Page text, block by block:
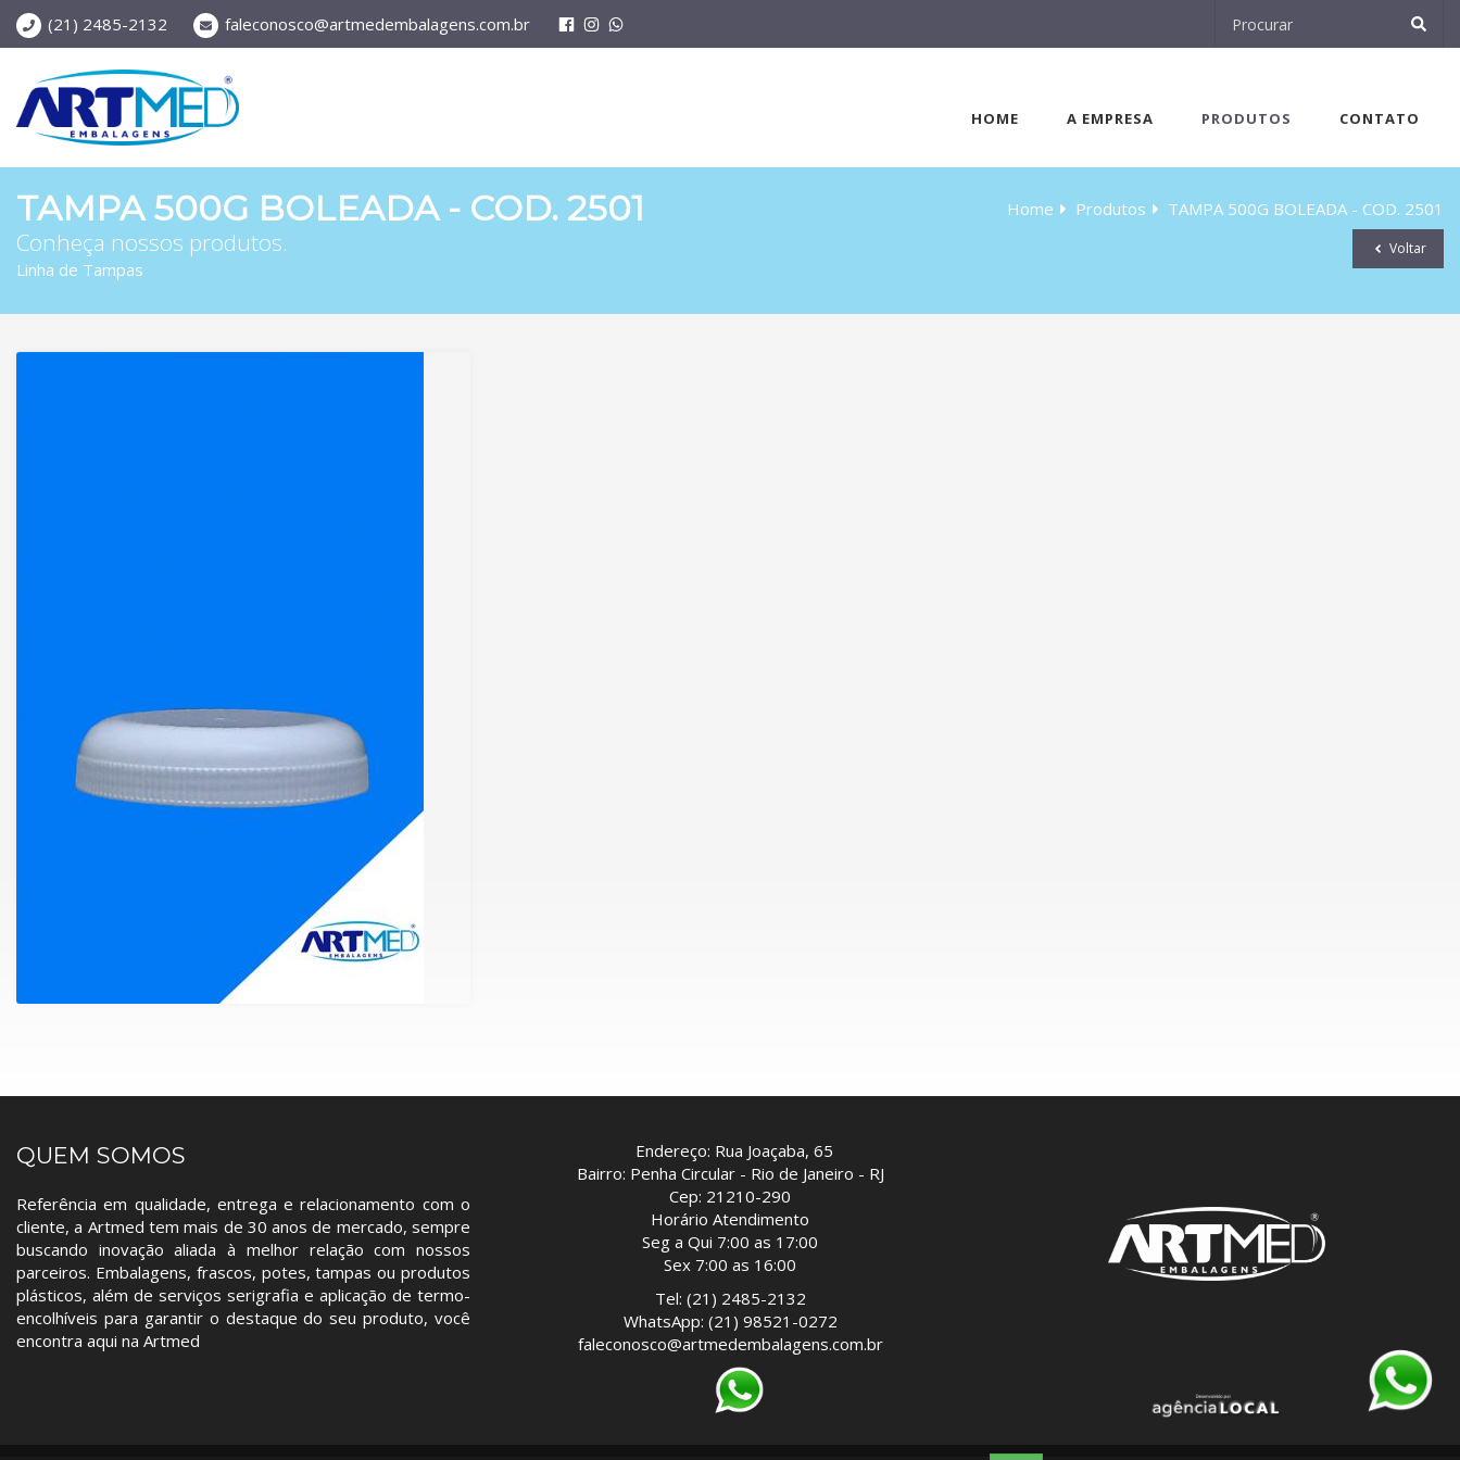
(21) 2485-2132 faleconosco@artmedembalagens.com.br
HOME A EMPRESA PRODUTOS CONTATO
TAMPA 500G BOLEADA - COD. 2501
Conheça nossos produtos.
Linha de Tampas
Home Produtos TAMPA 500G BOLEADA - COD. 2501
Voltar
QUEM SOMOS
Referência em qualidade, entrega e relacionamento com o
cliente, a Artmed tem mais de 30 anos de mercado, sempre
buscando inovação aliada à melhor relação com nossos
parceiros. Embalagens, frascos, potes, tampas ou produtos
plásticos, além de serviços serigrafia e aplicação de termo-
encolhíveis para garantir o destaque do seu produto, você
encontra aqui na Artmed
Endereço: Rua Joaçaba, 65
Bairro: Penha Circular - Rio de Janeiro - RJ
Cep: 21210-290
Horário Atendimento
Seg a Qui 7:00 as 17:00
Sex 7:00 as 16:00
Tel: (21) 2485-2132
WhatsApp: (21) 98521-0272
faleconosco@artmedembalagens.com.br